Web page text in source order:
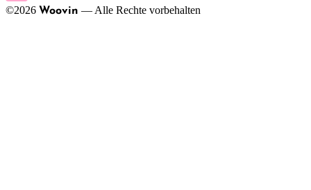
©2026 Woovin — Alle Rechte vorbehalten